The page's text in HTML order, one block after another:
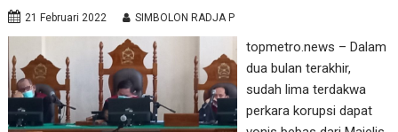
21 Februari 2022 SIMBOLON RADJA P
topmetro.news – Dalam
dua bulan terakhir,
sudah lima terdakwa
perkara korupsi dapat